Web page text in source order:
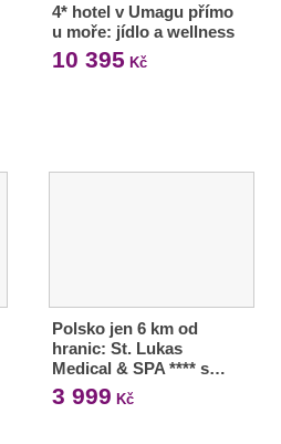
4* hotel v Umagu přímo
u moře: jídlo a wellness
10 395 Kč
Polsko jen 6 km od
hranic: St. Lukas
Medical & SPA **** s…
3 999 Kč